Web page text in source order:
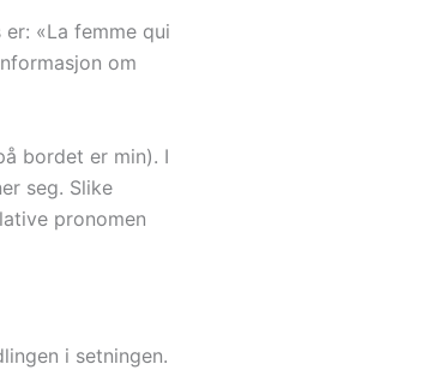
«La femme qui
om
bordet er min). I
seg. Slike
pronomen
i setningen.